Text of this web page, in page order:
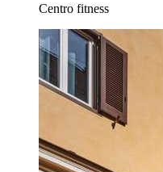
Centro fitness